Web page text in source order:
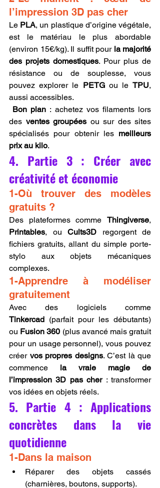
l’impression 3D pas cher
Le PLA, un plastique d’origine végétale,
est le matériau le plus abordable
(environ 15€/kg). Il suffit pour la majorité
des projets domestiques. Pour plus de
résistance ou de souplesse, vous
pouvez explorer le PETG ou le TPU,
aussi accessibles.
Bon plan : achetez vos filaments lors
des ventes groupées ou sur des sites
spécialisés pour obtenir les meilleurs
prix au kilo.
4. Partie 3 : Créer avec
créativité et économie
1-Où trouver des modèles
gratuits ?
Des plateformes comme Thingiverse
Printables, ou Cults3D regorgent de
fichiers gratuits, allant du simple porte-
stylo aux objets mécaniques
complexes.
1-Apprendre à modéliser
gratuitement
Tinkercad (parfait pour les débutants)
ou Fusion 360 (plus avancé mais gratuit
pour un usage personnel), vous pouvez
créer vos propres designs. C’est là que
commence la vraie magie de
l’impression 3D pas cher : transformer
vos idées en objets réels.
5. Partie 4 : Applications
concrètes dans la vie
quotidienne
1-Dans la maison
Réparer des objets cassés
(charnières, boutons, supports).